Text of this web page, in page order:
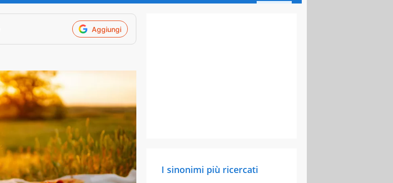
Aggiungi
I sinonimi più ricercati